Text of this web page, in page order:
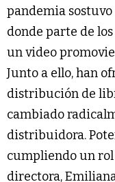
pandemia
donde parte de
un video
Junto a ello, han
distribución de
cambiado
distribuidora.
cumpliendo un
directora,